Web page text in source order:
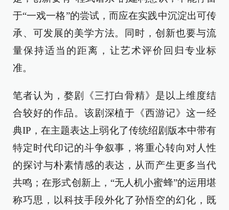
于“一戏一格”的尝试，而应在实践中沉淀出可传
承、可发展的美学方法。同时，创新也要与流
量保持适当的距离，让艺术评价回归专业标
准。
笔者认为，婺剧《三打白骨精》是以上维度结
合较好的作品。该剧深植于《西游记》这一经
典IP，在主题表达上弱化了传统绍剧版本中带有
特定时代印记的斗争叙事，将重心转向对人性
的探讨与朴素情感的表达，从而产生更多当代
共鸣；在形式创新上，“无人机小蜜蜂”的运用堪
称巧思，以科技手段外化了孙悟空的幻化，既